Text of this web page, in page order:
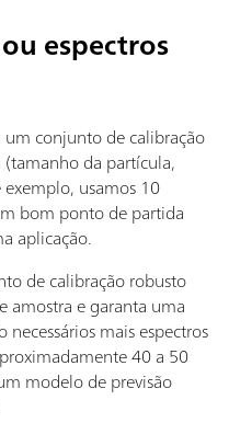
espectros
conjunto de calibração
da partícula,
usamos 10
bom ponto de partida
aplicação.
de calibração robusto
amostra e garanta uma
mais espectros
40 a 50
modelo de previsão